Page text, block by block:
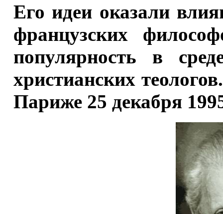
Его идеи оказали
французских
популярность в
христианских
Париже 25 декабря